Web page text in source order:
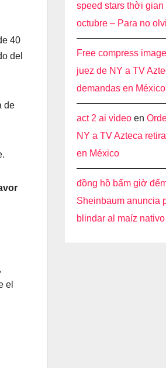
40
del
de
el
speed stars thời gian
octubre – Para no
Free compress
juez de NY a TV
demandas en México
act 2 ai videoen
NY a TV Azteca
en México
đồng hồ bấm giờ
Sheinbaum anuncia
blindar al maíz nativo